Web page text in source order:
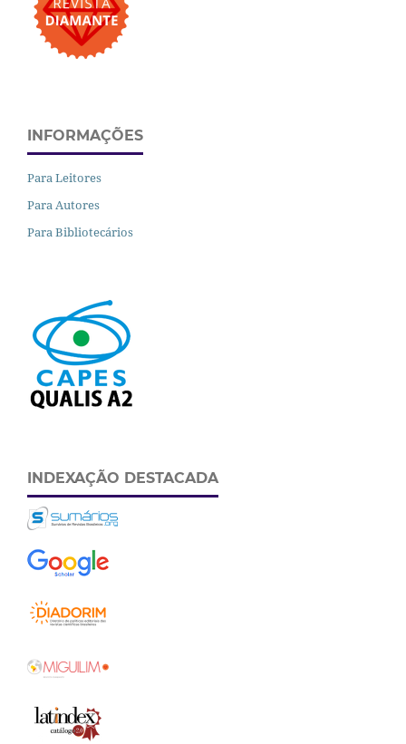
INFORMAÇÕES
Para Leitores
Para Autores
Para Bibliotecários
INDEXAÇÃO DESTACADA